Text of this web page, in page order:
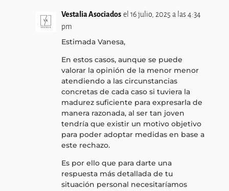
Vestalia Asociados el 16 julio, 2025 a las 4:34
pm
Estimada Vanesa,
En estos casos, aunque se puede
valorar la opinión de la menor menor
atendiendo a las circunstancias
concretas de cada caso si tuviera la
madurez suficiente para expresarla de
manera razonada, al ser tan joven
tendría que existir un motivo objetivo
para poder adoptar medidas en base a
este rechazo.
Es por ello que para darte una
respuesta más detallada de tu
situación personal necesitaríamos